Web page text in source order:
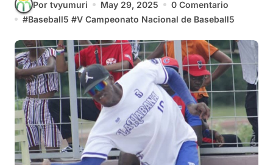
Por tvyumuri May 29, 2025
0 Comentario
#Baseball5 #V Campeonato Nacional de Baseball5